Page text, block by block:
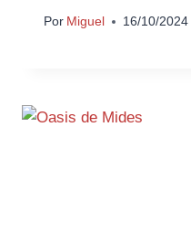
Por Miguel 16/10/2024